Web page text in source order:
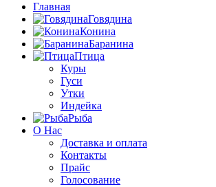
Главная
Говядина
Конина
Баранина
Птица
Куры
Гуси
Утки
Индейка
Рыба
О Нас
Доставка и оплата
Контакты
Прайс
Голосование